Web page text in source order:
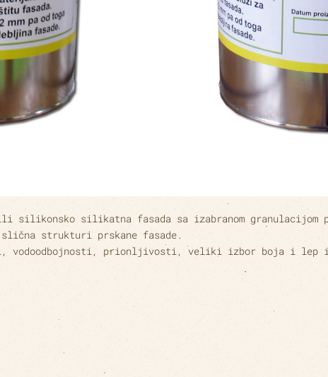
silikatna fasada sa izabranom granulacijom
strukturi prskane fasade.
vodoodbojnosti, prionljivosti, veliki izbor boja i lep